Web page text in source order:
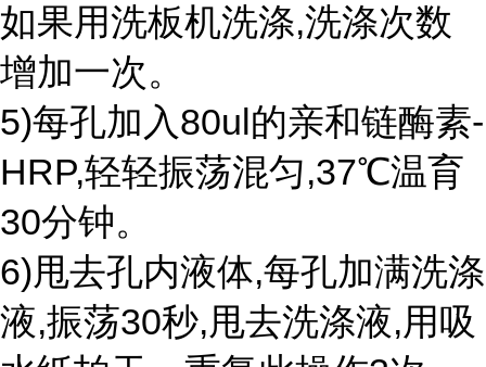
如果用洗板机洗涤,洗涤次数
增加一次。
5)每孔加入80ul的亲和链酶素-
HRP,轻轻振荡混匀,37℃温育
30分钟。
6)甩去孔内液体,每孔加满洗涤
液,振荡30秒,甩去洗涤液,用吸